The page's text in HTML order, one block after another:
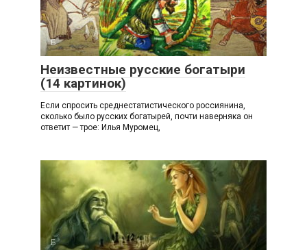
Б
Неизвестные русские богатыри
(14 картинок)
Если спросить среднестатистического россиянина,
сколько было русских богатырей, почти наверняка он
ответит — трое: Илья Муромец,
Б